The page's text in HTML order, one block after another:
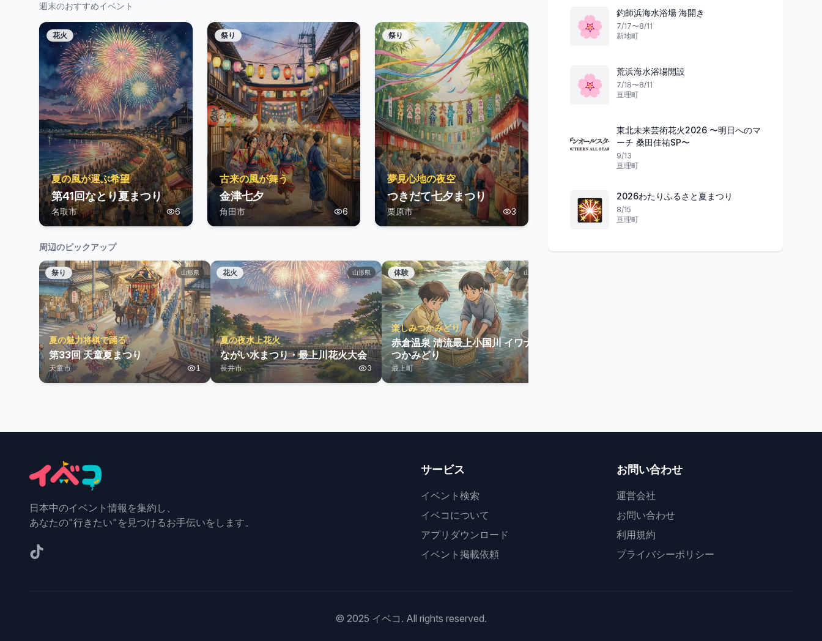
週末のおすすめイベント
花火
夏の風が運ぶ希望
第41回なとり夏まつり
名取市 6
祭り
古来の風が舞う
金津七夕
角田市 6
祭り
夢見心地の夜空
つきだて七夕まつり
栗原市 3
周辺のピックアップ
祭り 山形県
夏の魅力将棋で踊る
第33回 天童夏まつり
天童市 1
花火 山形県
夏の夜水上花火
ながい水まつり・最上川花火大会
長井市 3
体験 山形県
楽しみつかみどり
赤倉温泉 清流最上小国川 イワナの
つかみどり
最上町
🌸
釣師浜海水浴場 海開き
7/17〜8/11
新地町
🌸
荒浜海水浴場開設
7/18〜8/11
亘理町
東北未来芸術花火2026 〜明日へのマ
ーチ 桑田佳祐SP〜
9/13
亘理町
🎇
2026わたりふるさと夏まつり
8/15
亘理町
日本中のイベント情報を集約し、
あなたの"行きたい"を見つけるお手伝いをします。
サービス
イベント検索
イベコについて
アプリダウンロード
イベント掲載依頼
お問い合わせ
運営会社
お問い合わせ
利用規約
プライバシーポリシー
© 2025 イベコ. All rights reserved.